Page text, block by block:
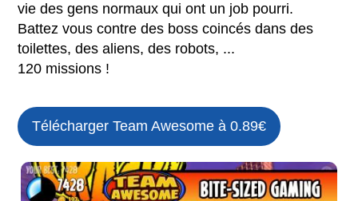
vie des gens normaux qui ont un job pourri.
Battez vous contre des boss coincés dans des
toilettes, des aliens, des robots, ...
120 missions !
Télécharger Team Awesome à 0.89€